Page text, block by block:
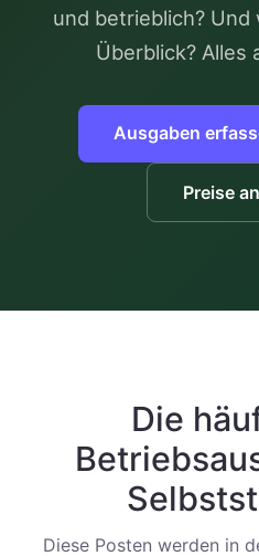
und betrieblich? Und
Überblick? Alles
Ausgaben
Preise
Die
Diese Posten werden in